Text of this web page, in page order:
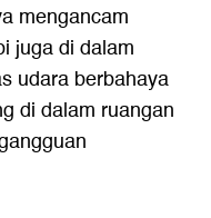
mengancam
juga di dalam
udara berbahaya
di dalam ruangan